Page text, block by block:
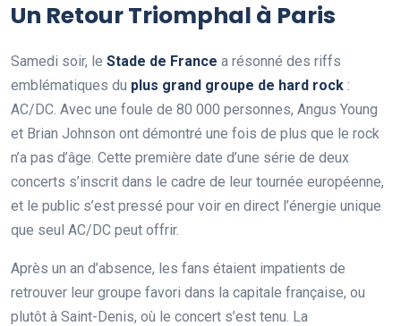
Un Retour Triomphal à Paris
Samedi soir, le Stade de France a résonné des riffs
emblématiques du plus grand groupe de hard rock :
AC/DC. Avec une foule de 80 000 personnes, Angus Young
et Brian Johnson ont démontré une fois de plus que le rock
n’a pas d’âge. Cette première date d’une série de deux
concerts s’inscrit dans le cadre de leur tournée européenne,
et le public s’est pressé pour voir en direct l’énergie unique
que seul AC/DC peut offrir.
Après un an d’absence, les fans étaient impatients de
retrouver leur groupe favori dans la capitale française, ou
plutôt à Saint-Denis, où le concert s’est tenu. La